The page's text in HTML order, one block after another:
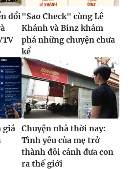
đổi "Sao Check" cùng Lê
Khánh và Binz khám
phá những chuyện chưa
kể
giá
Chuyện nhà thời nay:
Tình yêu của mẹ trở
thành đôi cánh đưa con
ra thế giới